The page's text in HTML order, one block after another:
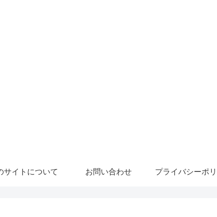
サイトについて お問い合わせ プライバシーポ